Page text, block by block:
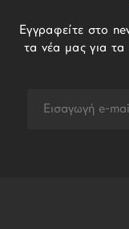
Εγγραφείτε στο
τα νέα μας για τα